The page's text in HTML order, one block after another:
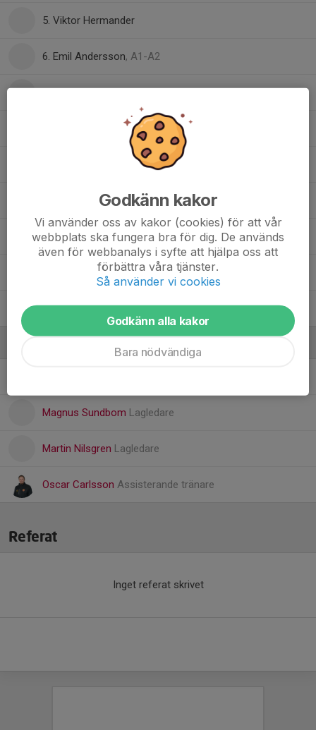
5. Viktor Hermander
6. Emil Andersson, A1-A2
8. Aron Persson
10. Axel Magnusson, J20
, A1-A2
12. Jesper Johansson
16. Wilhelm Sundberg
22. Samim Najafi, A1-A2
25. Liam Lantz, A1-A2
Magnus Sundbom Lagledare
Martin Nilsgren Lagledare
Oscar Carlsson Assisterande tränare
Referat
Inget referat skrivet
Godkänn kakor
Vi använder oss av kakor (cookies) för att vår
webbplats ska fungera bra för dig. De används
även för webbanalys i syfte att hjälpa oss att
förbättra våra tjänster.
Så använder vi cookies
Godkänn alla kakor
Bara nödvändiga